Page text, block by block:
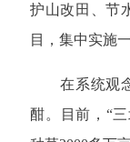
护山改田、节
目，集中实施
在系统观
酣。目前，“